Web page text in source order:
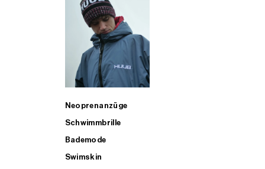
Neoprenanzüge
Schwimmbrille
Bademode
Swimskin